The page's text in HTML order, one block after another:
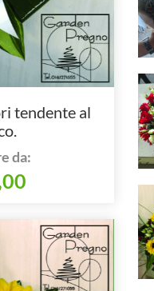
tendente al
da: